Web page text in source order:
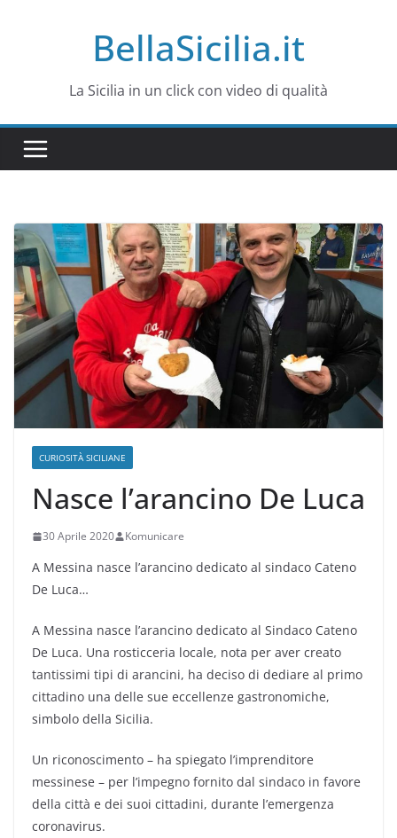
BellaSicilia.it
La Sicilia in un click con video di qualità
CURIOSITÀ SICILIANE
Nasce l’arancino De Luca
30 Aprile 2020 Komunicare
A Messina nasce l’arancino dedicato al sindaco Cateno
De Luca…
A Messina nasce l’arancino dedicato al Sindaco Cateno
De Luca. Una rosticceria locale, nota per aver creato
tantissimi tipi di arancini, ha deciso di dediare al primo
cittadino una delle sue eccellenze gastronomiche,
simbolo della Sicilia.
Un riconoscimento – ha spiegato l’imprenditore
messinese – per l’impegno fornito dal sindaco in favore
della città e dei suoi cittadini, durante l’emergenza
coronavirus.